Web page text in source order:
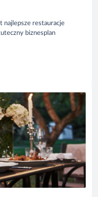
najlepsze restauracje
biznesplan